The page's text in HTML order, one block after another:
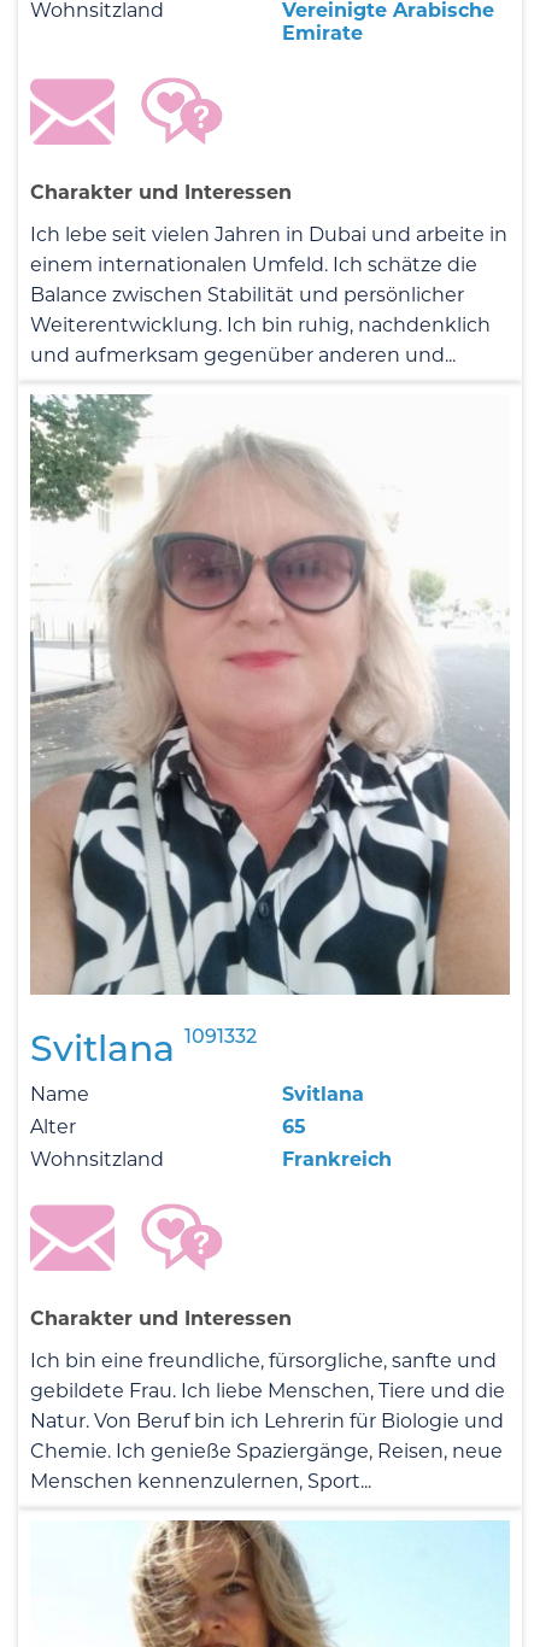
Wohnsitzland
Vereinigte Arabische
Emirate
Charakter und Interessen
Ich lebe seit vielen Jahren in Dubai und arbeite in
einem internationalen Umfeld. Ich schätze die
Balance zwischen Stabilität und persönlicher
Weiterentwicklung. Ich bin ruhig, nachdenklich
und aufmerksam gegenüber anderen und...
Svitlana 1091332
Name
Svitlana
Alter
65
Wohnsitzland
Frankreich
Charakter und Interessen
Ich bin eine freundliche, fürsorgliche, sanfte und
gebildete Frau. Ich liebe Menschen, Tiere und die
Natur. Von Beruf bin ich Lehrerin für Biologie und
Chemie. Ich genieße Spaziergänge, Reisen, neue
Menschen kennenzulernen, Sport...